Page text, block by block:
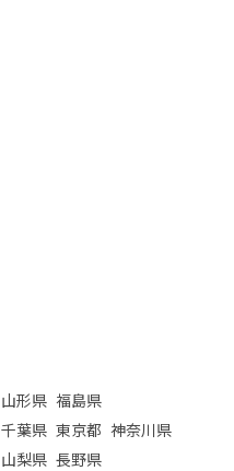
山形県 福島県
千葉県 東京都 神奈川県
山梨県 長野県